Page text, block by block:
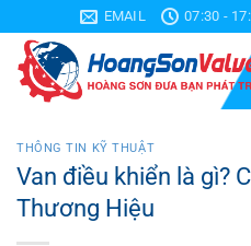
qua
nội
dung
EMAIL 07:30 -
THÔNG TIN KỸ THUẬT
Van điều khiển là gì?
Thương Hiệu